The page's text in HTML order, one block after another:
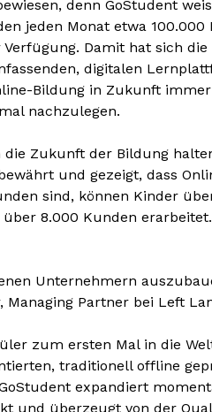
denn GoStudent
jeden Monat etwa
Damit hat sich
digitalen
Bildung in Zukunft
nachzulegen.
Zukunft der Bildung
und gezeigt, dass
sind, können Kinder
8.000 Kunden
Unternehmern
Partner bei Left
zum ersten Mal in die
traditionell offline
expandiert
und überzeugt von der